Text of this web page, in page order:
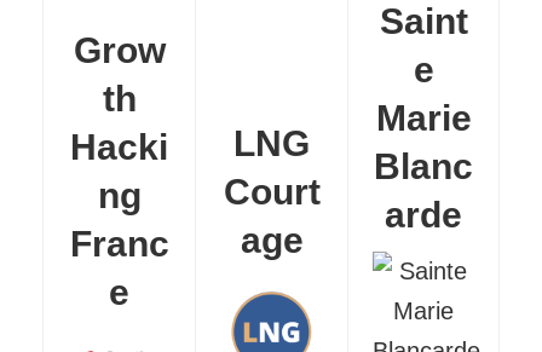
Grow
th
Hacki
ng
Franc
e
LNG
Court
age
Saint
e
Marie
Blanc
arde